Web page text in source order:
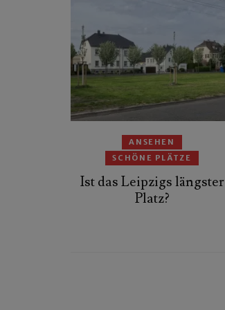
ANSEHEN
SCHÖNE PLÄTZE
Ist das Leipzigs längster
Platz?